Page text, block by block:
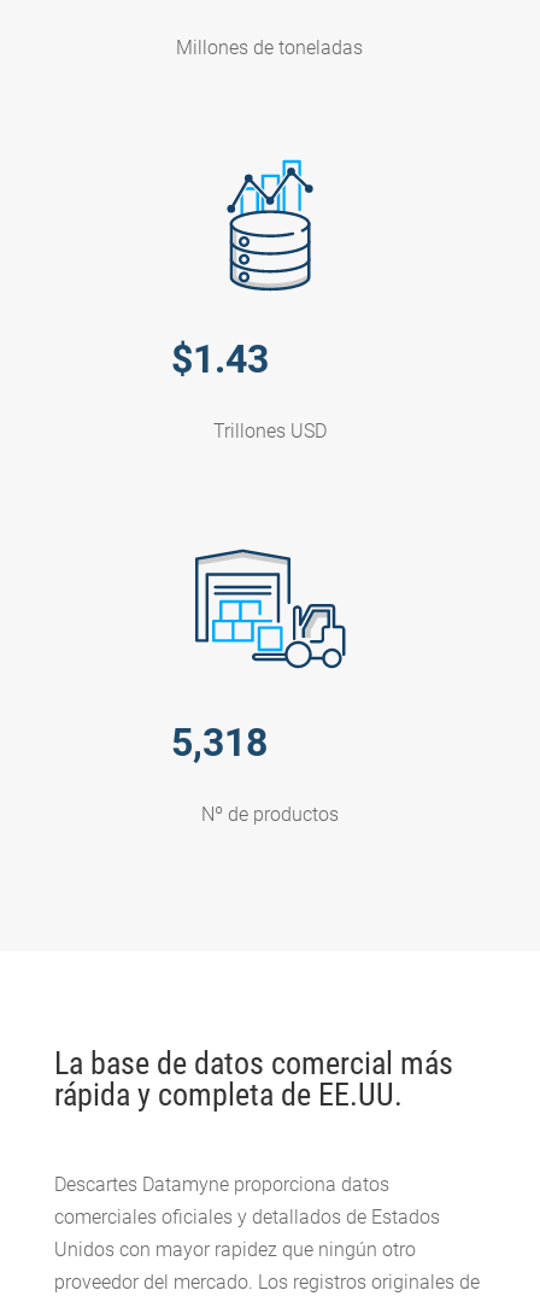
Millones de toneladas
$1.43
Trillones USD
5,318
Nº de productos
La base de datos comercial más
rápida y completa de EE.UU.
Descartes Datamyne proporciona datos
comerciales oficiales y detallados de Estados
Unidos con mayor rapidez que ningún otro
proveedor del mercado. Los registros originales de